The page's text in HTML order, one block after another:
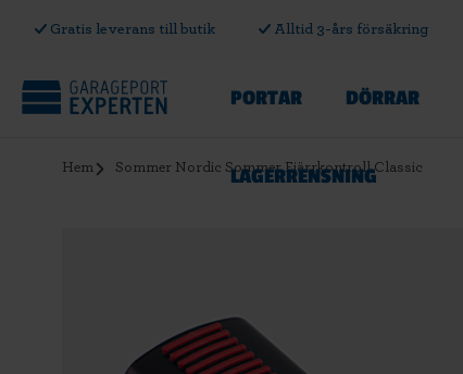
Gratis leverans till butik Alltid 3-års försäkring
PORTAR DÖRRAR
LAGERRENSNING
Hem Sommer Nordic Sommer Fjärrkontroll Classic